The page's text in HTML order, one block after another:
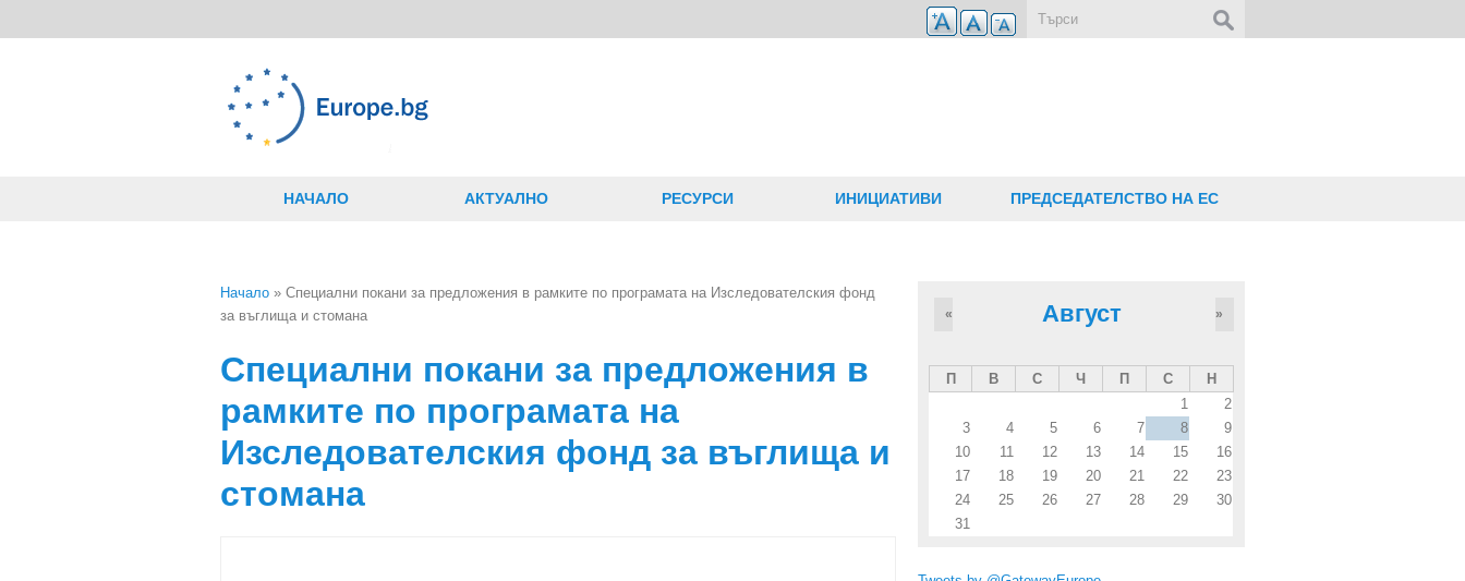
НАЧАЛО АКТУАЛНО РЕСУРСИ ИНИЦИАТИВИ ПРЕДСЕДАТЕЛСТВО НА ЕС
Вие сте тук
Начало » Специални покани за предложения в рамките по програмата на Изследователския фонд
за въглища и стомана
Специални покани за предложения в
рамките по програмата на
Изследователския фонд за въглища и
стомана
Август
« »
П В С Ч П С
Н
1
2
3
4 5 6 7 8
9
10
11 12 13 14 15
16
17
18 19 20 21 22
23
24
25 26 27 28 29
30
31